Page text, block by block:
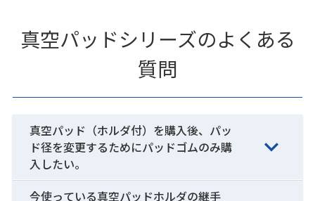
真空パッドシリーズのよくある
質問
真空パッド（ホルダ付）を購入後、パッ
ド径を変更するためにパッドゴムのみ購
入したい。
今使っている真空パッドホルダの継手